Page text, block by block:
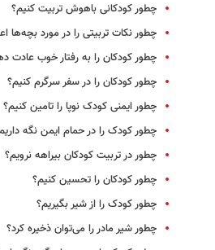
چطور کودکانی باهوش تربیت کنیم؟
چطور نکات تربیتی را در مورد بچه‌ها
چطور کودکان را به رفتار خوب عادت
چطور کودکان را در سفر سرگرم کنیم؟
چطور ایمنی کودک نوپا را تامین کنیم؟
چطور کودک را در حمام ایمن نگه
چطور در تربیت کودکان بیراهه نرویم؟
چطور کودکان را تحسین کنیم؟
چطور کودک را از شیر بگیریم؟
چطور شیر مادر را می‌توان ذخیره کرد؟